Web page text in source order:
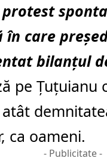
în care
bilanțul
pe Țuțuianu
ca oameni.
- Publicitate -